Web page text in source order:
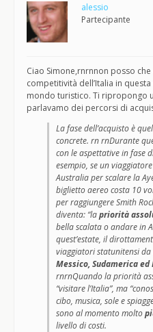
alessio
Partecipante
Ciao Simone,rnrnnon posso
competitività dell’Italia in
mondo turistico. Ti ripropongo
parlavamo dei percorsi di
La fase dell’acquisto è
concrete. rn rnDurante
con le aspettative in fase
esempio, se un
Australia per scalare la
biglietto aereo costa 10
per raggiungere Smith
diventa: “lapriorità
bella scalata o andare in
quest’estate, il
viaggiatori statunitensi da
Messico, Sudamerica ed
rnrnQuando la priorità
“visitare l’Italia”, ma
cibo, musica, sole e
sono al momento molto
livello di costi.